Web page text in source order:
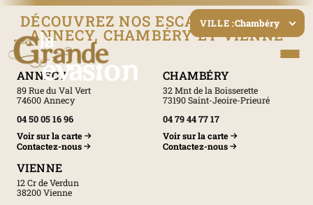
VILLE :Chambéry
DÉCOUVREZ NOS ESCAPE GAMES À
ANNECY, CHAMBÉRY ET VIENNE
ANNECY
89 Rue du Val Vert
74600 Annecy
04 50 05 16 96
Voir sur la carte
Contactez-nous
CHAMBÉRY
32 Mnt de la Boisserette
73190 Saint-Jeoire-Prieuré
04 79 44 77 17
Voir sur la carte
Contactez-nous
VIENNE
12 Cr de Verdun
38200 Vienne